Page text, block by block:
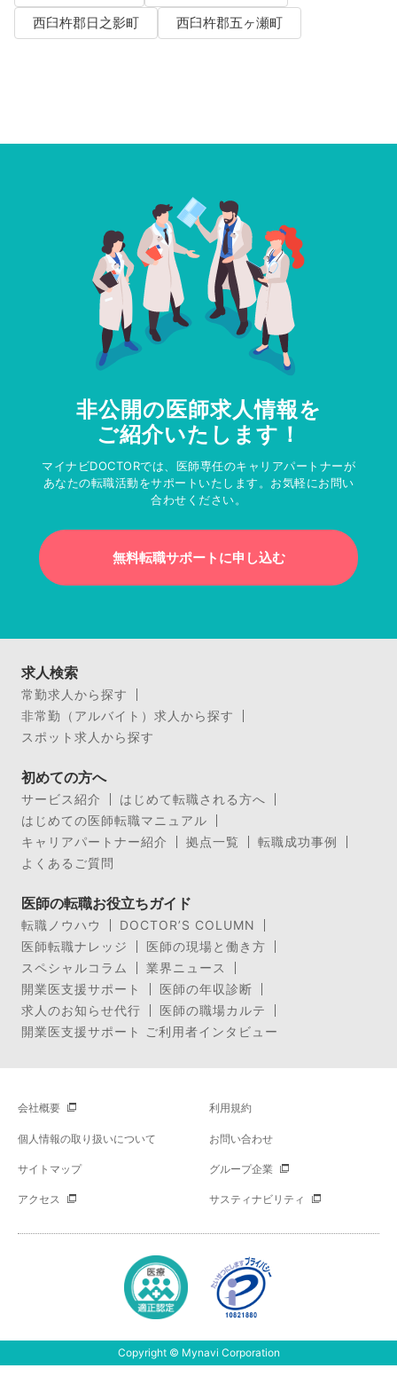
西臼杵郡日之影町
西臼杵郡五ヶ瀬町
非公開の医師求人情報を
ご紹介いたします！
マイナビDOCTORでは、医師専任のキャリアパートナーが
あなたの転職活動をサポートいたします。お気軽にお問い
合わせください。
無料転職サポートに申し込む
求人検索
常勤求人から探す
非常勤（アルバイト）求人から探す
スポット求人から探す
初めての方へ
サービス紹介
はじめて転職される方へ
はじめての医師転職マニュアル
キャリアパートナー紹介
拠点一覧
転職成功事例
よくあるご質問
医師の転職お役立ちガイド
転職ノウハウ
DOCTOR’S COLUMN
医師転職ナレッジ
医師の現場と働き方
スペシャルコラム
業界ニュース
開業医支援サポート
医師の年収診断
求人のお知らせ代行
医師の職場カルテ
開業医支援サポート ご利用者インタビュー
会社概要 利用規約
個人情報の取り扱いについて お問い合わせ
サイトマップ グループ企業
アクセス サスティナビリティ
Copyright © Mynavi Corporation